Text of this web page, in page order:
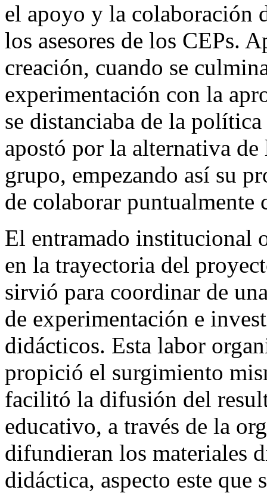
el apoyo y la colaboración
los asesores de los CEPs.
creación, cuando se
experimentación con la
se distanciaba de la
apostó por la alternativa
grupo, empezando así su
de colaborar
El entramado institucional
en la trayectoria del
sirvió para coordinar de
de experimentación e
didácticos. Esta labor
propició el surgimiento
facilitó la difusión del
educativo, a través de la
difundieran los materiales
didáctica, aspecto este